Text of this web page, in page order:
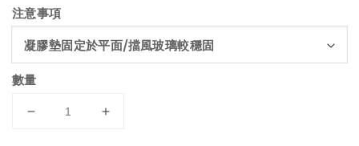
注意事項
數量